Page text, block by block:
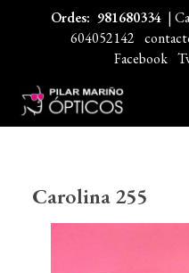
Ordes: 981680334 |
604052142
Facebook
Carolina 255